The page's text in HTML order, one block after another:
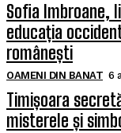
Sofia Imbroane,
educația
românești
OAMENI DIN BANAT 6
Timișoara
misterele și